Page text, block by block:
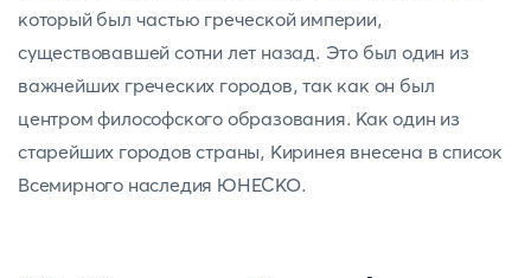
который был частью греческой империи,
существовавшей сотни лет назад. Это был один из
важнейших греческих городов, так как он был
центром философского образования. Как один из
старейших городов страны, Киринея внесена в список
Всемирного наследия ЮНЕСКО.